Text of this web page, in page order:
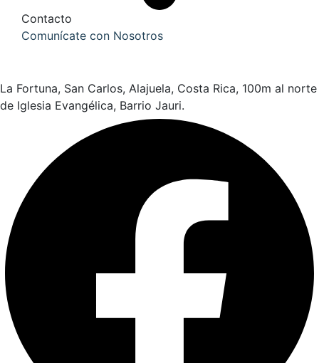
Contacto
Comunícate con Nosotros
La Fortuna, San Carlos, Alajuela, Costa Rica, 100m al norte
de Iglesia Evangélica, Barrio Jauri.